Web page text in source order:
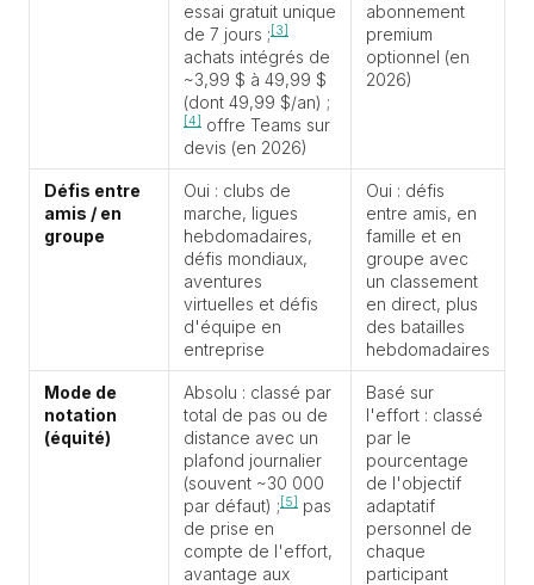
essai gratuit unique
de 7 jours ; [3]
achats intégrés de
~3,99 $ à 49,99 $
(dont 49,99 $/an) ;
[4] offre Teams sur
devis (en 2026)
abonnement
premium
optionnel (en
2026)
Défis entre
amis / en
groupe
Oui : clubs de
marche, ligues
hebdomadaires,
défis mondiaux,
aventures
virtuelles et défis
d'équipe en
entreprise
Oui : défis
entre amis, en
famille et en
groupe avec
un classement
en direct, plus
des batailles
hebdomadaires
Mode de
notation
(équité)
Absolu : classé par
total de pas ou de
distance avec un
plafond journalier
(souvent ~30 000
par défaut) ; [5] pas
de prise en
compte de l'effort,
avantage aux
Basé sur
l'effort : classé
par le
pourcentage
de l'objectif
adaptatif
personnel de
chaque
participant